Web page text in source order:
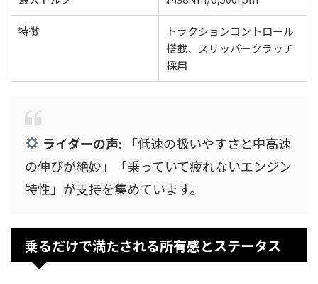
特徴
トラクションコントロール
搭載、スリッパークラッチ
採用
ライダーの声: 「低速の扱いやすさと中高速
の伸びが絶妙」「乗っていて疲れないエンジン
特性」が支持を集めています。
乗るだけで満たされる所有感とステータス